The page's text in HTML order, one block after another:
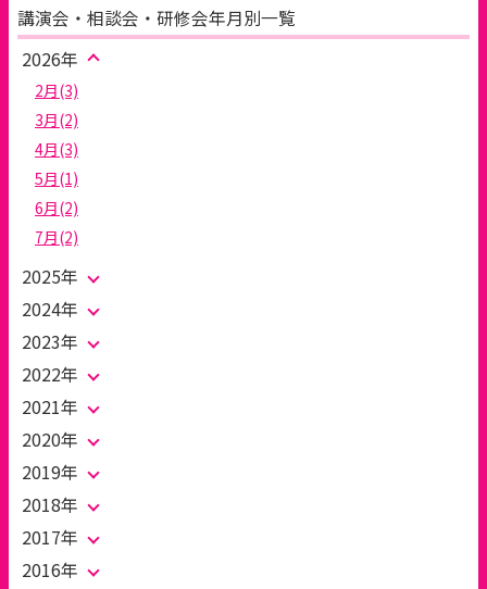
講演会・相談会・研修会年月別一覧
2026年
2月(3)
3月(2)
4月(3)
5月(1)
6月(2)
7月(2)
2025年
2024年
2023年
2022年
2021年
2020年
2019年
2018年
2017年
2016年